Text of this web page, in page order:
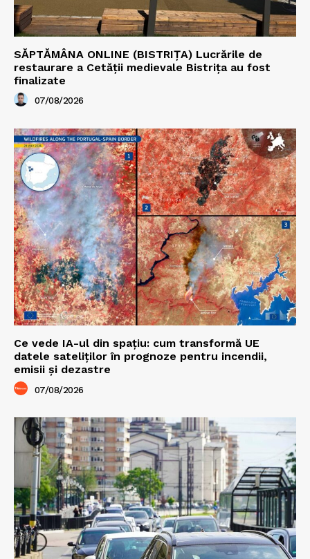
SĂPTĂMÂNA ONLINE (BISTRIȚA) Lucrările de
restaurare a Cetăţii medievale Bistriţa au fost
finalizate
07/08/2026
Ce vede IA-ul din spațiu: cum transformă UE
datele sateliților în prognoze pentru incendii,
emisii și dezastre
07/08/2026